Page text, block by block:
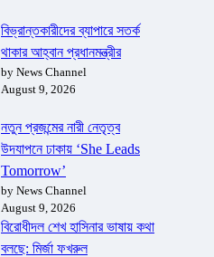
বিভ্রান্তকারীদের ব্যাপারে সতর্ক
থাকার আহ্বান প্রধানমন্ত্রীর
by News Channel
August 9, 2026
নতুন প্রজন্মের নারী নেতৃত্ব
উদযাপনে ঢাকায় ‘She Leads
Tomorrow’
by News Channel
August 9, 2026
বিরোধীদল শেখ হাসিনার ভাষায় কথা
বলছে: মির্জা ফখরুল